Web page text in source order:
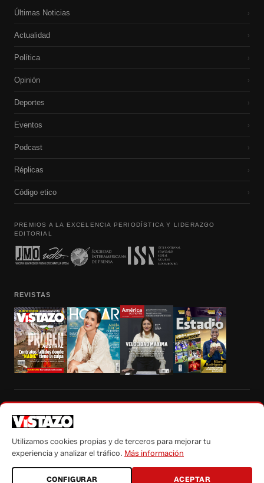
Últimas Noticias ›
Actualidad ›
Política ›
Opinión ›
Deportes ›
Eventos ›
Podcast ›
Réplicas ›
Código etico ›
PREMIOS A LA EXCELENCIA PERIODÍSTICA Y LIDERAZGO
EDITORIAL
REVISTAS
autorización escrita de su titular, de todos los contenidos de Vistazo.com.
Utilizamos cookies propias y de terceros para mejorar tu
experiencia y analizar el tráfico. Más información
CONFIGURAR ACEPTAR